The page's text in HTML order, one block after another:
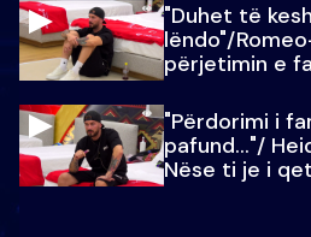
"Duhet të
lëndo"/
përjetimin e
"Përdorimi i
pafund…"/
Nëse ti je i